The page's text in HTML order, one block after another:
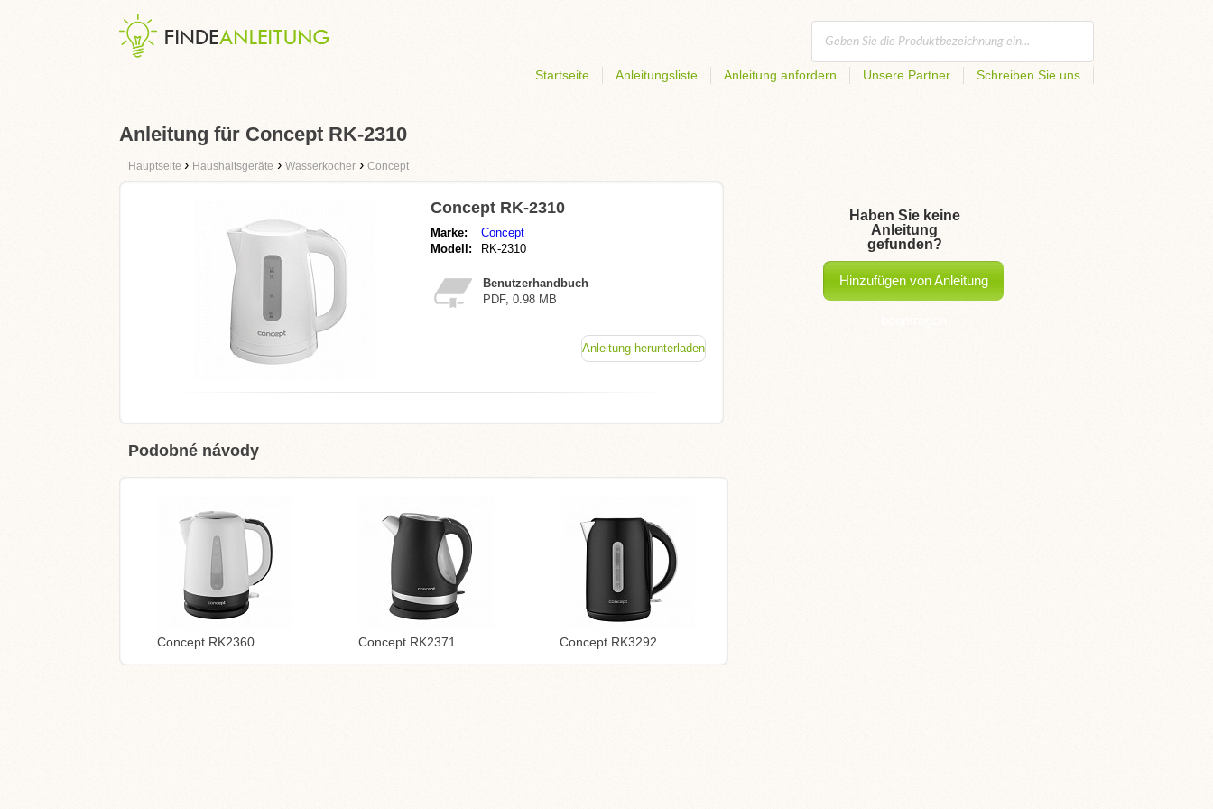
Startseite Anleitungsliste Anleitung anfordern Unsere Partner Schreiben Sie uns
Anleitung für Concept RK-2310
Hauptseite › Haushaltsgeräte › Wasserkocher › Concept
Concept RK-2310
Marke:
Concept
Modell:
RK-2310
Benutzerhandbuch
PDF, 0.98 MB
Anleitung herunterladen
Podobné návody
Concept RK2360 Concept RK2371 Concept RK3292
Haben Sie keine
Anleitung
gefunden?
Hinzufügen von Anleitung